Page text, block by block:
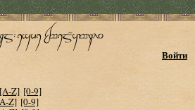
Войти
Z] [0-9]
Z] [0-9]